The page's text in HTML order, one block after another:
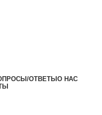
ОТВЕТЫ О НАС